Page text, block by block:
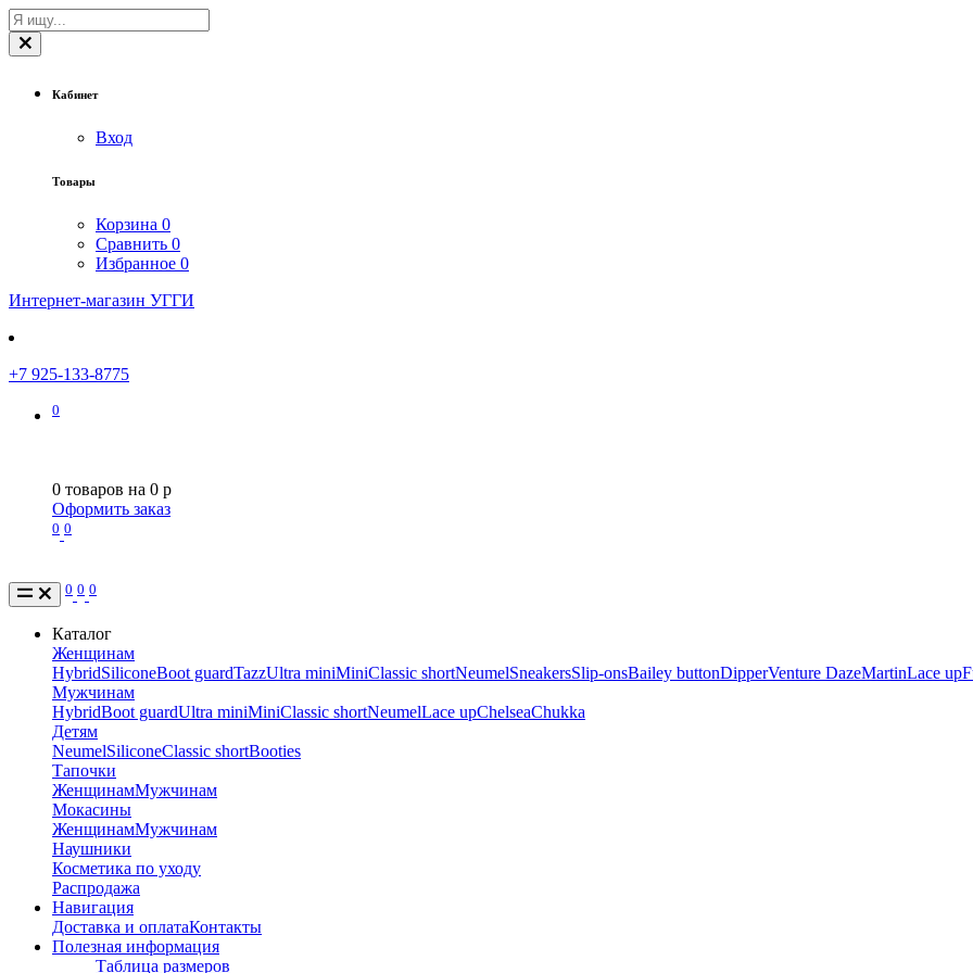
Кабинет
Вход
Товары
Корзина 0
Сравнить 0
Избранное 0
Интернет-магазин УГГИ
+7 925-133-8775
0
0 товаров на 0 p
Оформить заказ
0 0
0 0 0
Каталог
Женщинам
HybridSiliconeBoot guardTazzUltra miniMiniClassic shortNeumelSneakersSlip-onsBailey buttonDipperVenture DazeMartinLace up
Мужчинам
HybridBoot guardUltra miniMiniClassic shortNeumelLace upChelseaChukka
Детям
NeumelSiliconeClassic shortBooties
Тапочки
ЖенщинамМужчинам
Мокасины
ЖенщинамМужчинам
Наушники
Косметика по уходу
Распродажа
Навигация
Доставка и оплатаКонтакты
Полезная информация
Таблица размеров